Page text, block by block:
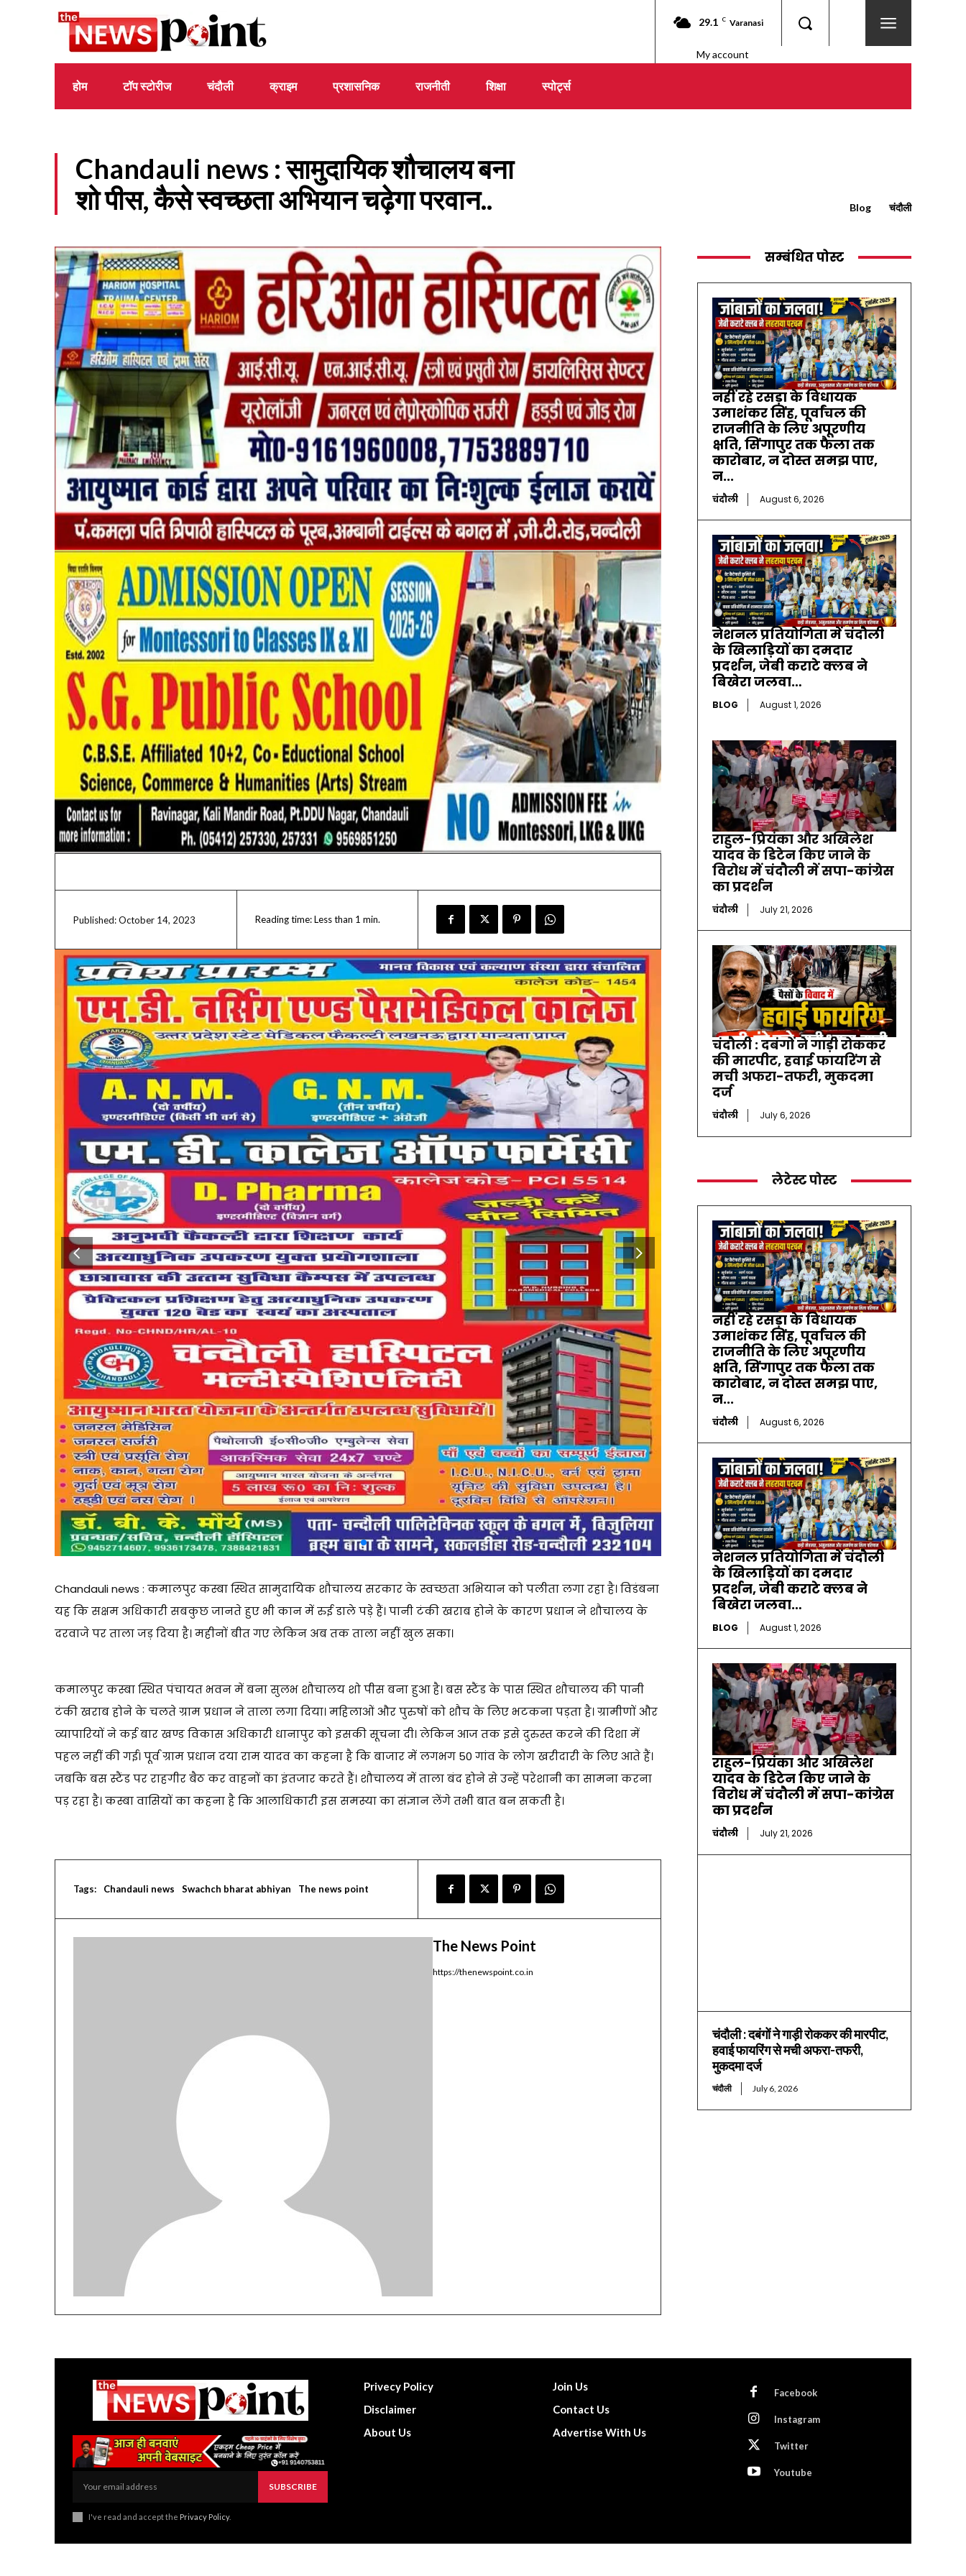
29.1 C Varanasi
My account
होम टॉप स्टोरीज चंदौली क्राइम प्रशासनिक राजनीती शिक्षा स्पोर्ट्स
Chandauli news : सामुदायिक शौचालय बना
शो पीस, कैसे स्वच्छता अभियान चढ़ेगा परवान..
Blog चंदौली
Published:October 14, 2023 Reading time:Less than 1 min.
Chandauli news : कमालपुर कस्बा स्थित सामुदायिक शौचालय सरकार के स्वच्छता अभियान को पलीता लगा रहा है। विडंबना
यह कि सक्षम अधिकारी सबकुछ जानते हुए भी कान में रुई डाले पड़े हैं। पानी टंकी खराब होने के कारण प्रधान ने शौचालय के
दरवाजे पर ताला जड़ दिया है। महीनों बीत गए लेकिन अब तक ताला नहीं खुल सका।
कमालपुर कस्बा स्थित पंचायत भवन में बना सुलभ शौचालय शो पीस बना हुआ है। बस स्टैंड के पास स्थित शौचालय की पानी
टंकी खराब होने के चलते ग्राम प्रधान ने ताला लगा दिया। महिलाओं और पुरुषों को शौच के लिए भटकना पड़ता है। ग्रामीणों और
व्यापारियों ने कई बार खण्ड विकास अधिकारी धानापुर को इसकी सूचना दी। लेकिन आज तक इसे दुरुस्त करने की दिशा में
पहल नहीं की गई। पूर्व ग्राम प्रधान दया राम यादव का कहना है कि बाजार में लगभग 50 गांव के लोग खरीदारी के लिए आते हैं।
जबकि बस स्टैंड पर राहगीर बैठ कर वाहनों का इंतजार करते हैं। शौचालय में ताला बंद होने से उन्हें परेशानी का सामना करना
पड़ रहा है। कस्बा वासियों का कहना है कि आलाधिकारी इस समस्या का संज्ञान लेंगे तभी बात बन सकती है।
Tags: Chandauli news Swachch bharat abhiyan The news point
The News Point
https://thenewspoint.co.in
सम्बंधित पोस्ट
नहीं रहे रसड़ा के विधायक
उमाशंकर सिंह, पूर्वांचल की
राजनीति के लिए अपूरणीय
क्षति, सिंगापुर तक फैला तक
कारोबार, न दोस्त समझ पाए,
न...
चंदौली August 6, 2026
नेशनल प्रतियोगिता में चंदौली
के खिलाड़ियों का दमदार
प्रदर्शन, जेबी कराटे क्लब ने
बिखेरा जलवा…
BLOG August 1, 2026
राहुल-प्रियंका और अखिलेश
यादव के डिटेन किए जाने के
विरोध में चंदौली में सपा-कांग्रेस
का प्रदर्शन
चंदौली July 21, 2026
चंदौली : दबंगों ने गाड़ी रोककर
की मारपीट, हवाई फायरिंग से
मची अफरा-तफरी, मुकदमा
दर्ज
चंदौली July 6, 2026
लेटेस्ट पोस्ट
नहीं रहे रसड़ा के विधायक
उमाशंकर सिंह, पूर्वांचल की
राजनीति के लिए अपूरणीय
क्षति, सिंगापुर तक फैला तक
कारोबार, न दोस्त समझ पाए,
न...
चंदौली August 6, 2026
नेशनल प्रतियोगिता में चंदौली
के खिलाड़ियों का दमदार
प्रदर्शन, जेबी कराटे क्लब ने
बिखेरा जलवा…
BLOG August 1, 2026
राहुल-प्रियंका और अखिलेश
यादव के डिटेन किए जाने के
विरोध में चंदौली में सपा-कांग्रेस
का प्रदर्शन
चंदौली July 21, 2026
चंदौली : दबंगों ने गाड़ी रोककर की मारपीट,
हवाई फायरिंग से मची अफरा-तफरी,
मुकदमा दर्ज
चंदौली July 6, 2026
SUBSCRIBE
I've read and accept the Privacy Policy.
Privecy Policy
Disclaimer
About Us
Join Us
Contact Us
Advertise With Us
Facebook
Instagram
Twitter
Youtube